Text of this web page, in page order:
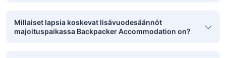
Millaiset lapsia koskevat lisävuodesäännöt
majoituspaikassa Backpacker Accommodation on?